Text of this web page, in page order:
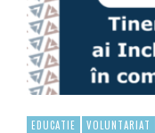
EDUCATIE VOLUNTARIAT